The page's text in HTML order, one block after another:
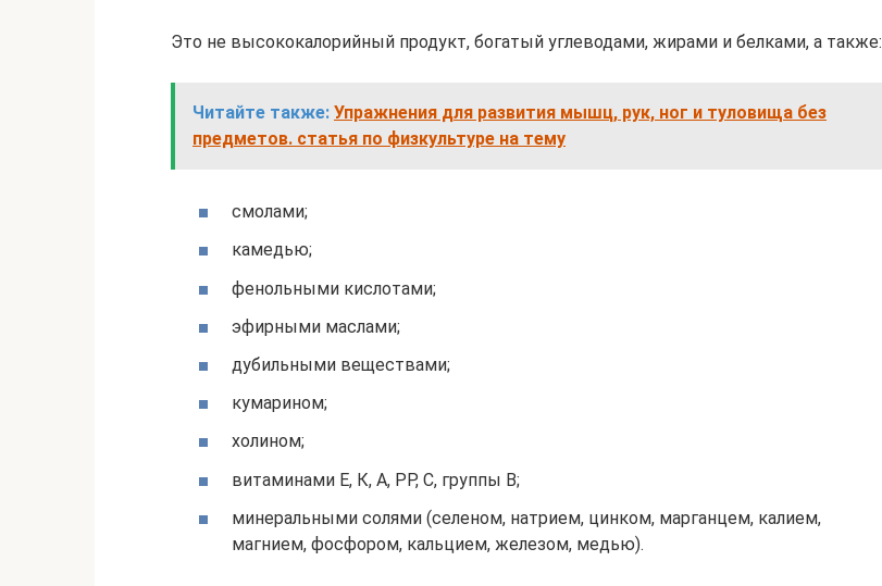
Это не высококалорийный продукт, богатый углеводами, жирами и белками, а также:
Читайте также: Упражнения для развития мышц, рук, ног и туловища без
предметов. статья по физкультуре на тему
смолами;
камедью;
фенольными кислотами;
эфирными маслами;
дубильными веществами;
кумарином;
холином;
витаминами Е, К, А, РР, С, группы В;
минеральными солями (селеном, натрием, цинком, марганцем, калием,
магнием, фосфором, кальцием, железом, медью).